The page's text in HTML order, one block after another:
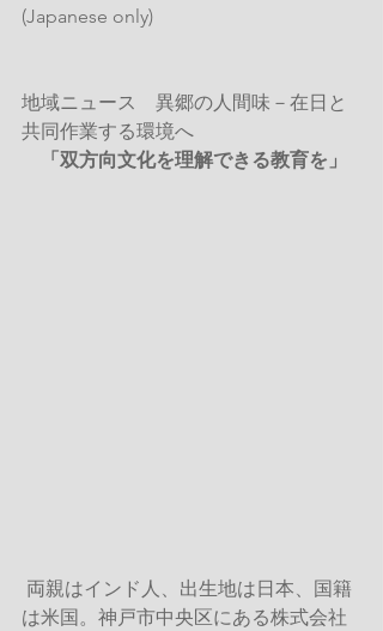
(Japanese only)
地域ニュース　異郷の人間味－在日と
共同作業する環境へ
「双方向文化を理解できる教育を」
両親はインド人、出生地は日本、国籍
は米国。神戸市中央区にある株式会社